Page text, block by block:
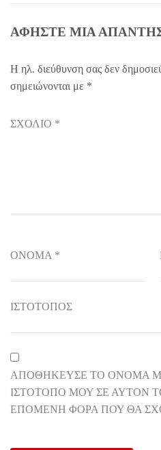
ΑΦΉΣΤΕ ΜΙΑ
Η ηλ. διεύθυνση σας δεν
σημειώνονται με *
ΣΧΌΛΙΟ *
ΌΝΟΜΑ *
ΙΣΤΌΤΟΠΟΣ
ΑΠΟΘΉΚΕΥΣΕ ΤΟ ΌΝΟΜΆ
ΙΣΤΌΤΟΠΟ ΜΟΥ ΣΕ ΑΥΤΌΝ
ΕΠΌΜΕΝΗ ΦΟΡΆ ΠΟΥ ΘΑ